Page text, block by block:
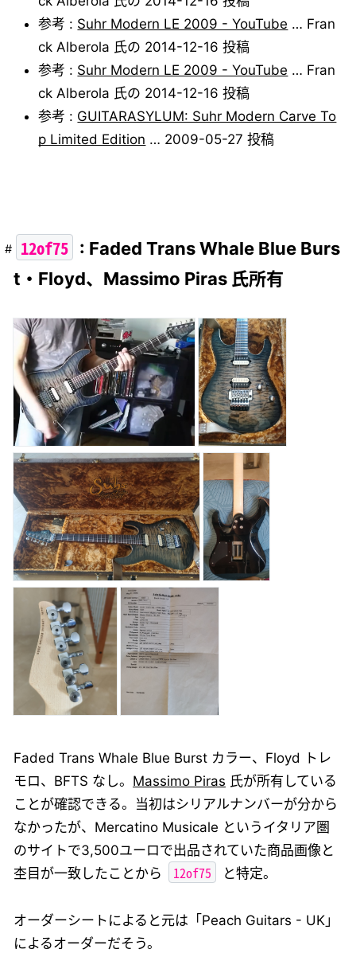
参考 : Suhr Modern LE 2009 - YouTube … Fran
ck Alberola 氏の 2014-12-16 投稿
参考 : Suhr Modern LE 2009 - YouTube … Fran
ck Alberola 氏の 2014-12-16 投稿
参考 : GUITARASYLUM: Suhr Modern Carve To
p Limited Edition … 2009-05-27 投稿
12of75 : Faded Trans Whale Blue Burs
t・Floyd、Massimo Piras 氏所有
Faded Trans Whale Blue Burst カラー、Floyd トレ
モロ、BFTS なし。 Massimo Piras 氏が所有している
ことが確認できる。当初はシリアルナンバーが分から
なかったが、Mercatino Musicale というイタリア圏
のサイトで3,500ユーロで出品されていた商品画像と
杢目が一致したことから
12of75 と特定。
オーダーシートによると元は「Peach Guitars - UK」
によるオーダーだそう。